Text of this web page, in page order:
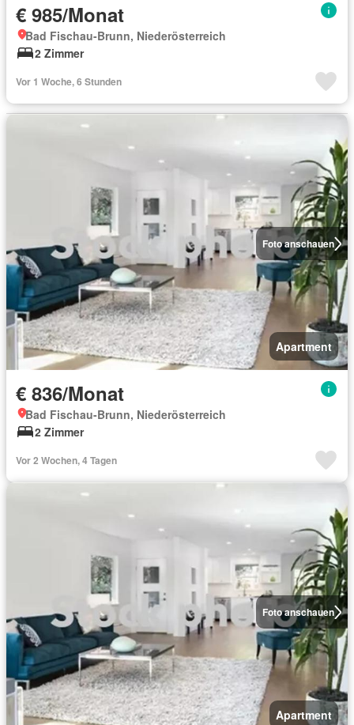
€ 985/Monat
Bad Fischau-Brunn, Niederösterreich
2 Zimmer
Vor 1 Woche, 6 Stunden
Foto anschauen
Apartment
€ 836/Monat
Bad Fischau-Brunn, Niederösterreich
2 Zimmer
Vor 2 Wochen, 4 Tagen
Foto anschauen
Apartment